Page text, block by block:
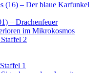
(16) – Der blaue Karfunkel
– Drachenfeuer
im Mikrokosmos
2
1